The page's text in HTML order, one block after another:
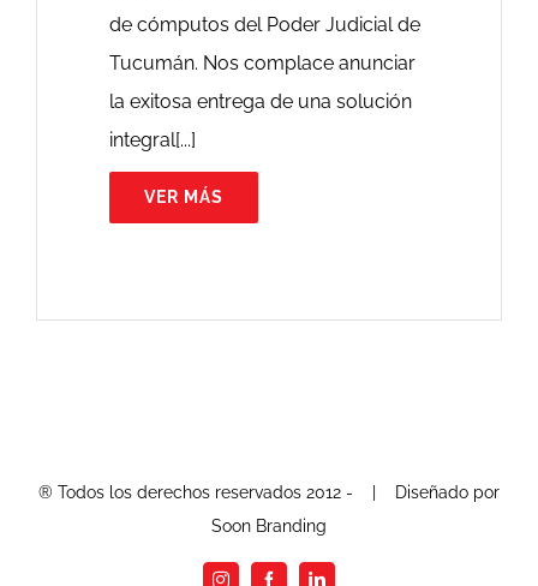
de cómputos del Poder Judicial de
Tucumán. Nos complace anunciar
la exitosa entrega de una solución
integral[...]
VER MÁS
® Todos los derechos reservados 2012 -
| Diseñado por
Soon Branding